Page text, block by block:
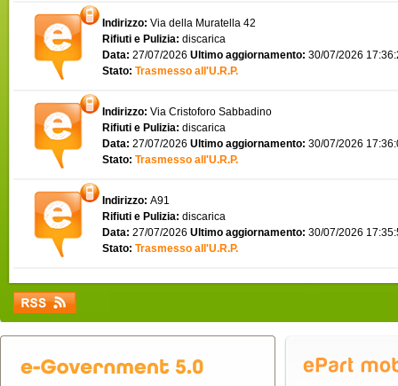
Indirizzo: Via della Muratella 42
Rifiuti e Pulizia: discarica
Data: 27/07/2026 Ultimo aggiornamento: 30/07/2026
Stato: Trasmesso all'U.R.P.
Indirizzo: Via Cristoforo Sabbadino
Rifiuti e Pulizia: discarica
Data: 27/07/2026 Ultimo aggiornamento: 30/07/2026
Stato: Trasmesso all'U.R.P.
Indirizzo: A91
Rifiuti e Pulizia: discarica
Data: 27/07/2026 Ultimo aggiornamento: 30/07/2026
Stato: Trasmesso all'U.R.P.